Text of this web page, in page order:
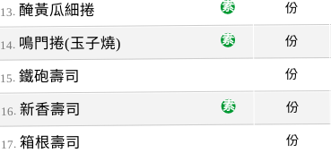
醃黃瓜細捲 份
鳴門捲(玉子燒) 份
鐵砲壽司 份
新香壽司 份
箱根壽司 份